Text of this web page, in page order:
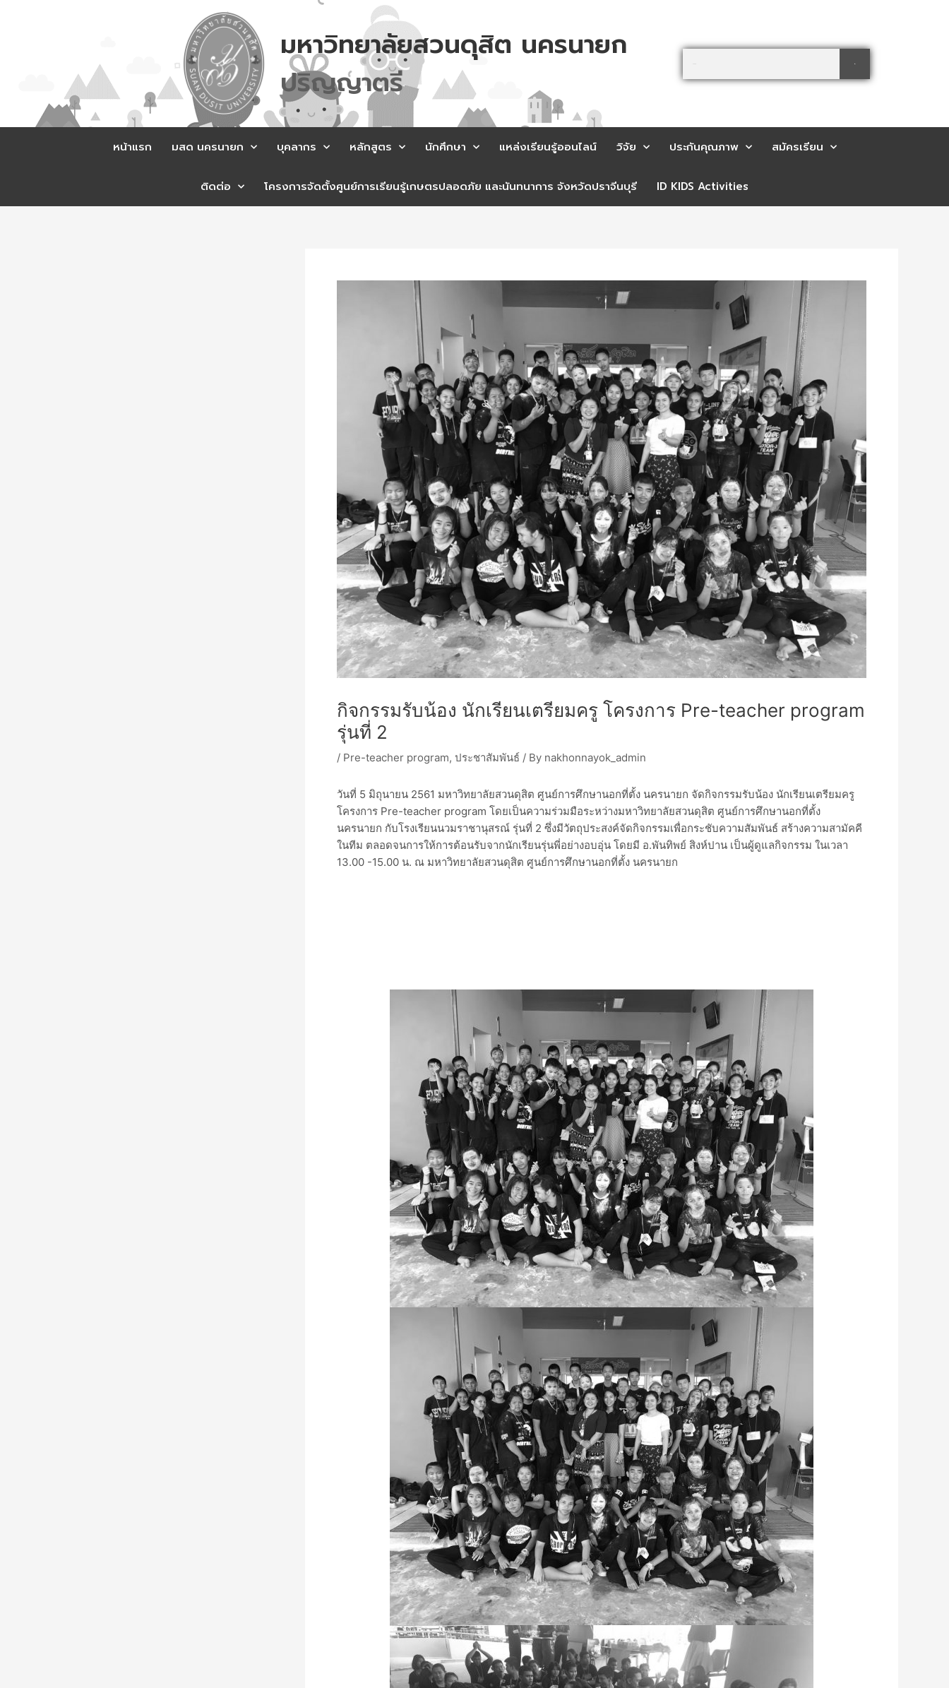
มหาวิทยาลัยสวนดุสิต นครนายก
า ต ร
สมครเล
Search
หน้าแรก มสด นครนายก บุคลากร หลักสูตร นักศึกษา แหล่งเรียนรู้ออนไลน์ วิจัย ประกันคุณภาพ สมัครเรียน
ติดต่อ โครงการจัดตั้งศูนย์การเรียนรู้เกษตรปลอดภัย และนันทนาการ จังหวัดปราจีนบุรี ID KIDS Activities
กิจกรรมรับน้อง นักเรียนเตรียมครู โครงการ Pre-teacher program
รุ่นที่ 2
/ Pre-teacher program, ประชาสัมพันธ์ / By nakhonnayok_admin
วันที่ 5 มิถุนายน 2561 มหาวิทยาลัยสวนดุสิต ศูนย์การศึกษานอกที่ตั้ง นครนายก จัดกิจกรรมรับน้อง นักเรียนเตรียมครู
โครงการ Pre-teacher program โดยเป็นความร่วมมือระหว่างมหาวิทยาลัยสวนดุสิต ศูนย์การศึกษานอกที่ตั้ง
นครนายก กับโรงเรียนนวมราชานุสรณ์ รุ่นที่ 2 ซึ่งมีวัตถุประสงค์จัดกิจกรรมเพื่อกระชับความสัมพันธ์ สร้างความสามัคคี
ในทีม ตลอดจนการให้การต้อนรับจากนักเรียนรุ่นพี่อย่างอบอุ่น โดยมี อ.พันทิพย์ สิงห์ปาน เป็นผู้ดูแลกิจกรรม ในเวลา
13.00 -15.00 น. ณ มหาวิทยาลัยสวนดุสิต ศูนย์การศึกษานอกที่ตั้ง นครนายก